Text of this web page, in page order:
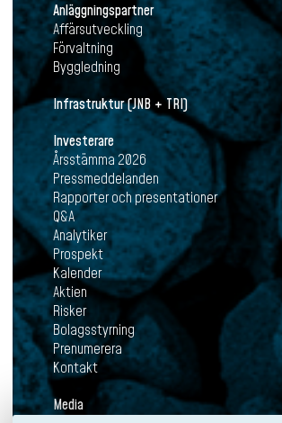
Anläggningspartner
Affärsutveckling
Förvaltning
Byggledning
Infrastruktur (JNB + TRI)
Investerare
Årsstämma 2026
Pressmeddelanden
Rapporter och presentationer
Q&A
Analytiker
Prospekt
Kalender
Aktien
Risker
Bolagsstyrning
Prenumerera
Kontakt
Media